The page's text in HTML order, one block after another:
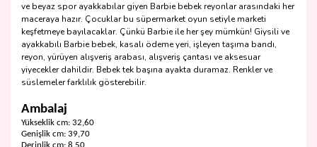
ve beyaz spor ayakkabılar giyen Barbie bebek reyonlar arasındaki her
maceraya hazır. Çocuklar bu süpermarket oyun setiyle marketi
keşfetmeye bayılacaklar. Çünkü Barbie ile her şey mümkün! Giysili ve
ayakkabılı Barbie bebek, kasalı ödeme yeri, işleyen taşıma bandı,
reyon, yürüyen alışveriş arabası, alışveriş çantası ve aksesuar
yiyecekler dahildir. Bebek tek başına ayakta duramaz. Renkler ve
süslemeler farklılık gösterebilir.
Ambalaj
Yükseklik cm: 32,60
Genişlik cm: 39,70